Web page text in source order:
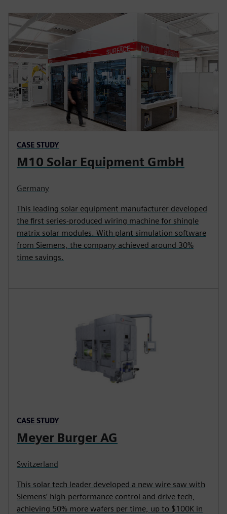
CASE STUDY
M10 Solar Equipment GmbH
Germany
This leading solar equipment manufacturer developed
the first series-produced wiring machine for shingle
matrix solar modules. With plant simulation software
from Siemens, the company achieved around 30%
time savings.
CASE STUDY
Meyer Burger AG
Switzerland
This solar tech leader developed a new wire saw with
Siemens’ high-performance control and drive tech,
achieving 50% more wafers per time, up to $100K in